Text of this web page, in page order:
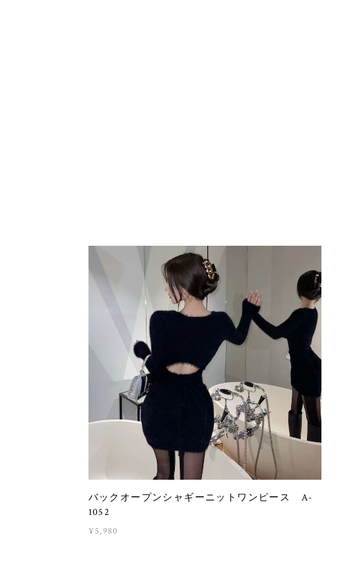
バックオープンシャギーニットワンピース A-
1052
¥5,980